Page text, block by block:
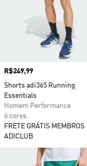
Preço
R$249,99
Shorts adi365 Running
Essentials
Homem Performance
6 cores
FRETE GRÁTIS MEMBROS
ADICLUB